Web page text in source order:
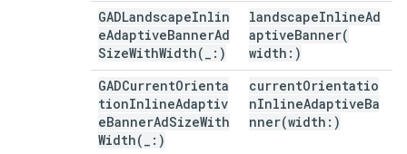
GADLandscapeInlin
eAdaptiveBannerAd
SizeWithWidth(
:)
landscapeInlineAd
aptiveBanner(
width:)
GADCurrentOrienta
tionInlineAdaptiv
eBannerAdSizeWith
Width(
:)
currentOrientatio
nInlineAdaptiveBa
nner(width:)